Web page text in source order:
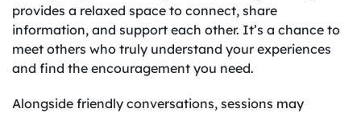
provides a relaxed space to connect, share
information, and support each other. It’s a chance to
meet others who truly understand your experiences
and find the encouragement you need.
Alongside friendly conversations, sessions may